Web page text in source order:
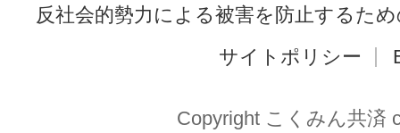
反社会的勢力による被害を防止するた
サイトポリシー
Copyright こくみん共済